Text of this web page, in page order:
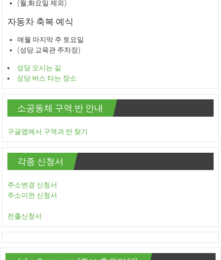
(월,화요일 제외)
자동차 축복 예식
매월 마지막 주 토요일
(성당 교육관 주차장)
성당 오시는 길
성당 버스 타는 장소
소공동체 구역.반 안내
구글맵에서 구역과 반 찾기
각종 신청서
주소변경 신청서
주소이전 신청서
전출신청서